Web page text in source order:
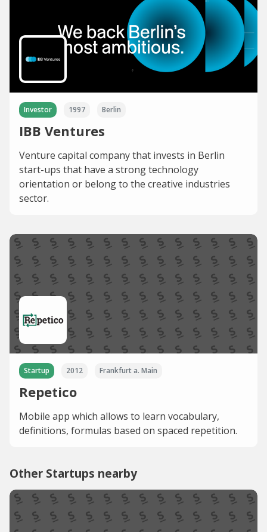
Investor 1997 Berlin
IBB Ventures
Venture capital company that invests in Berlin
start-ups that have a strong technology
orientation or belong to the creative industries
sector.
Startup 2012 Frankfurt a. Main
Repetico
Mobile app which allows to learn vocabulary,
definitions, formulas based on spaced repetition.
Other Startups nearby